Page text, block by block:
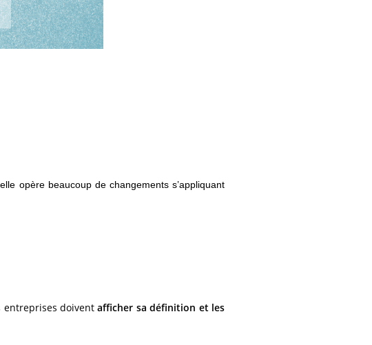
opère beaucoup de changements s’appliquant
entreprises doiventafficher sa définition et les